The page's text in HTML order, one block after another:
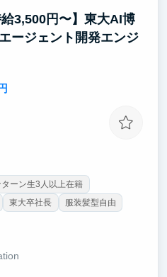
給3,500円〜】東大AI博
ージェント開発エンジ
ターン生3人以上在籍
東大卒社長
服装髪型自由